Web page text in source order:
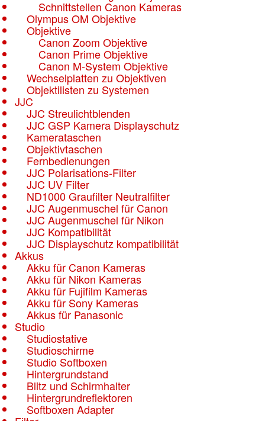
Schnittstellen Canon Kameras
Olympus OM Objektive
Objektive
Canon Zoom Objektive
Canon Prime Objektive
Canon M-System Objektive
Wechselplatten zu Objektiven
Objektilisten zu Systemen
JJC
JJC Streulichtblenden
JJC GSP Kamera Displayschutz
Kamerataschen
Objektivtaschen
Fernbedienungen
JJC Polarisations-Filter
JJC UV Filter
ND1000 Graufilter Neutralfilter
JJC Augenmuschel für Canon
JJC Augenmuschel für Nikon
JJC Kompatibilität
JJC Displayschutz kompatibilität
Akkus
Akku für Canon Kameras
Akku für Nikon Kameras
Akku für Fujifilm Kameras
Akku für Sony Kameras
Akkus für Panasonic
Studio
Studiostative
Studioschirme
Studio Softboxen
Hintergrundstand
Blitz und Schirmhalter
Hintergrundreflektoren
Softboxen Adapter